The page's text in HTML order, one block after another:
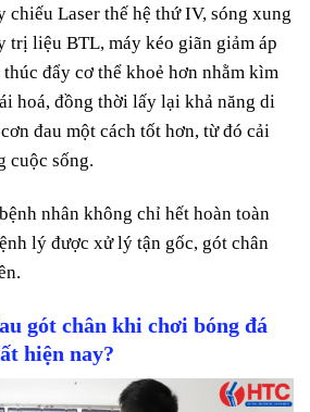
chiếu Laser thế hệ thứ IV, sóng xung
trị liệu BTL, máy kéo giãn giảm áp
đẩy cơ thể khoẻ hơn nhằm kìm
hoá, đồng thời lấy lại khả năng di
đau một cách tốt hơn, từ đó cải
cuộc sống.
nhân không chỉ hết hoàn toàn
lý được xử lý tận gốc, gót chân
gót chân khi chơi bóng đá
hiện nay?